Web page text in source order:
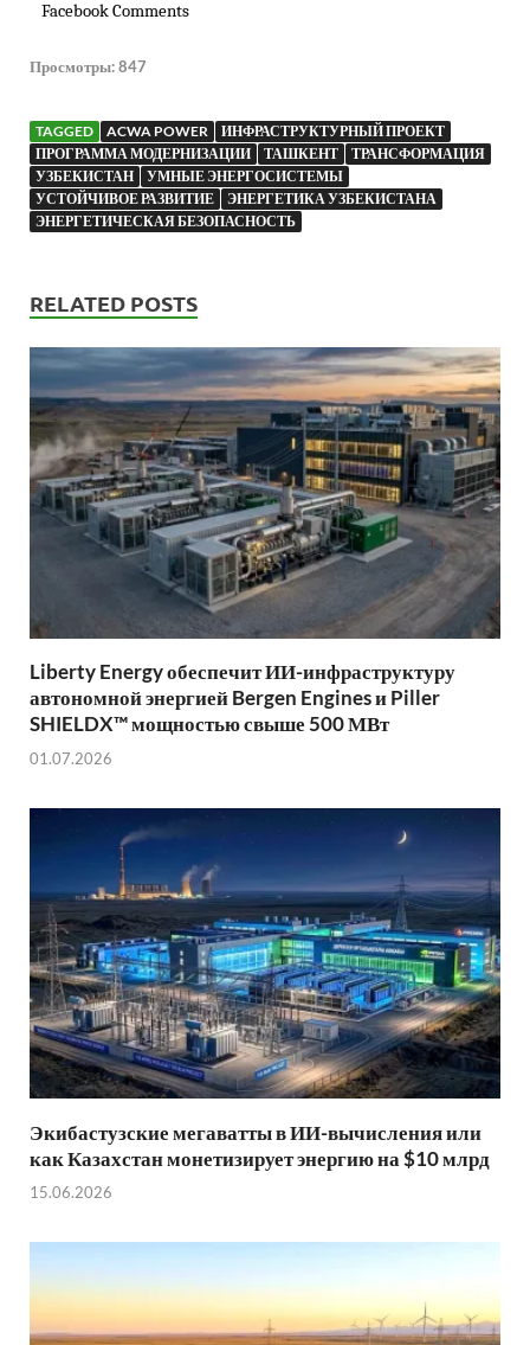
Facebook Comments
Просмотры:847
TAGGED ACWA POWER
ИНФРАСТРУКТУРНЫЙ ПРОЕКТ
ПРОГРАММА МОДЕРНИЗАЦИИ
ТАШКЕНТ
ТРАНСФОРМАЦИЯ
УЗБЕКИСТАН
УМНЫЕ ЭНЕРГОСИСТЕМЫ
УСТОЙЧИВОЕ РАЗВИТИЕ
ЭНЕРГЕТИКА УЗБЕКИСТАНА
ЭНЕРГЕТИЧЕСКАЯ БЕЗОПАСНОСТЬ
RELATED POSTS
Liberty Energy обеспечит ИИ-инфраструктуру
автономной энергией Bergen Engines и Piller
SHIELDX™ мощностью свыше 500 МВт
01.07.2026
Экибастузские мегаватты в ИИ-вычисления или
как Казахстан монетизирует энергию на $10 млрд
15.06.2026